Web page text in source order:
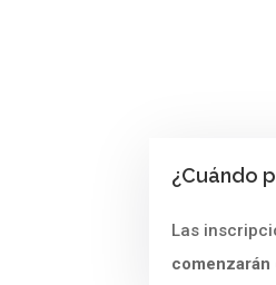
¿Cuándo
Las
comenzarán